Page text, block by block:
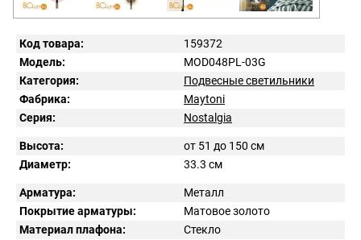
Код товара:
159372
Модель:
MOD048PL-03G
Категория:
Подвесные светильники
Фабрика:
Maytoni
Серия:
Nostalgia
Высота:
от 51 до 150 см
Диаметр:
33.3 см
Арматура:
Металл
Покрытие арматуры:
Матовое золото
Материал плафона:
Стекло